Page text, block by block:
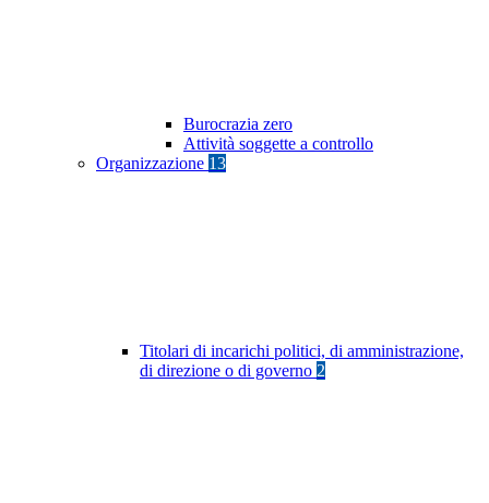
Burocrazia zero
Attività soggette a controllo
Organizzazione 13
Titolari di incarichi politici, di amministrazione,
di direzione o di governo 2